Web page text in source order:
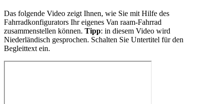
Das folgende Video zeigt Ihnen, wie Sie mit Hilfe des
Fahrradkonfigurators Ihr eigenes Van raam-Fahrrad
zusammenstellen können. Tipp: in diesem Video wird
Niederländisch gesprochen. Schalten Sie Untertitel für den
Begleittext ein.